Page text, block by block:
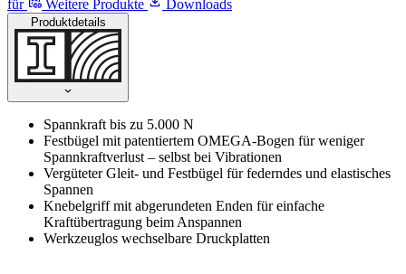
für
Weitere Produkte Downloads
Produktdetails
Spannkraft bis zu 5.000 N
Festbügel mit patentiertem OMEGA-Bogen für weniger
Spannkraftverlust – selbst bei Vibrationen
Vergüteter Gleit- und Festbügel für federndes und elastisches
Spannen
Knebelgriff mit abgerundeten Enden für einfache
Kraftübertragung beim Anspannen
Werkzeuglos wechselbare Druckplatten